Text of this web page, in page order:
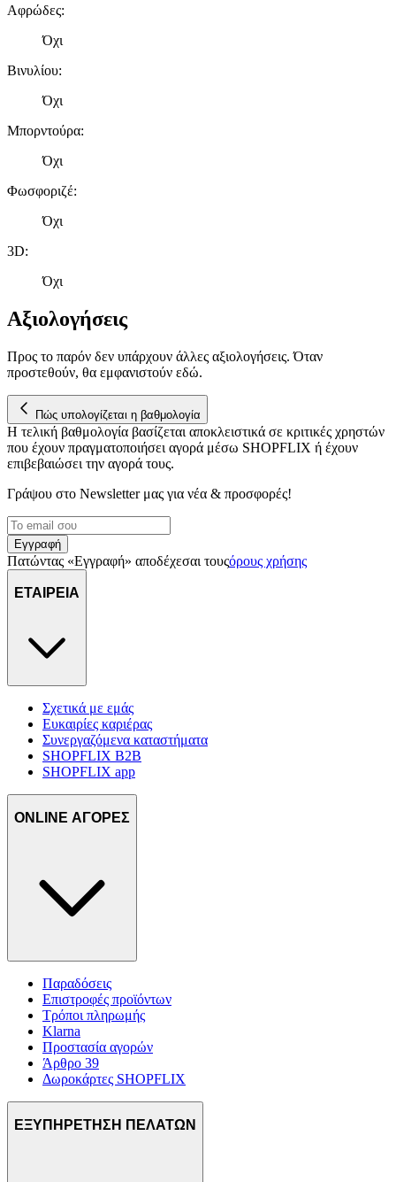
Αφρώδες:
Όχι
Βινυλίου:
Όχι
Μπορντούρα:
Όχι
Φωσφοριζέ:
Όχι
3D:
Όχι
Αξιολογήσεις
Προς το παρόν δεν υπάρχουν άλλες αξιολογήσεις. Όταν
προστεθούν, θα εμφανιστούν εδώ.
Πώς υπολογίζεται η βαθμολογία
Η τελική βαθμολογία βασίζεται αποκλειστικά σε κριτικές χρηστών
που έχουν πραγματοποιήσει αγορά μέσω SHOPFLIX ή έχουν
επιβεβαιώσει την αγορά τους.
Γράψου στο Νewsletter μας για νέα & προσφορές!
Εγγραφή
Πατώντας «Εγγραφή» αποδέχεσαι τουςόρους χρήσης
ΕΤΑΙΡΕΙΑ
Σχετικά με εμάς
Ευκαιρίες καριέρας
Συνεργαζόμενα καταστήματα
SHOPFLIX B2B
SHOPFLIX app
ONLINE ΑΓΟΡΕΣ
Παραδόσεις
Επιστροφές προϊόντων
Τρόποι πληρωμής
Klarna
Προστασία αγορών
Άρθρο 39
Δωροκάρτες SHOPFLIX
ΕΞΥΠΗΡΕΤΗΣΗ ΠΕΛΑΤΩΝ